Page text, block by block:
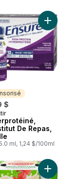
Repas Liquide
$
De Repas,
ml, 1,24 $/100ml
Ajouter
Repas LiquideAjouter